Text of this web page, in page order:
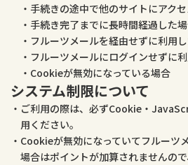
手続きの途中で他のサイトにアク
手続き完了までに長時間経過した
フルーツメールを経由せずに利用
フルーツメールにログインせずに
Cookieが無効になっている場合
システム制限について
ご利用の際は、必ずCookie・
用ください。
Cookieが無効になっていてフルーツ
場合はポイントが加算されませんので